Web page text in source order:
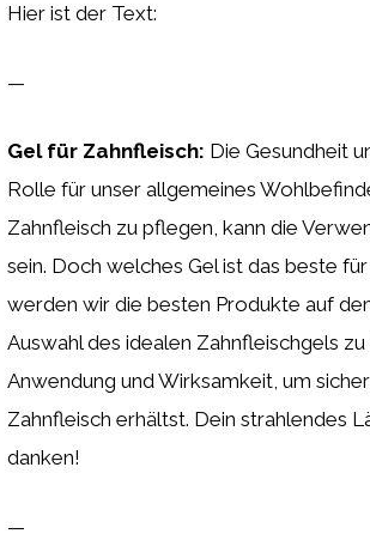
Hier ist der Text:
—
Gel für Zahnfleisch: Die Gesundheit
Rolle für unser allgemeines
Zahnfleisch zu pflegen, kann die
sein. Doch welches Gel ist das beste
werden wir die besten Produkte auf
Auswahl des idealen Zahnfleischgels
Anwendung und Wirksamkeit, um
Zahnfleisch erhältst. Dein strahlendes
danken!
—